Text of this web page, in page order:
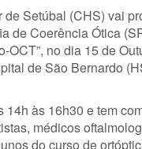
Setúbal (CHS) vai
de Coerência Ótica
OCT”, no dia 15 de
de São Bernardo
14h às 16h30 e tem
médicos
do curso de